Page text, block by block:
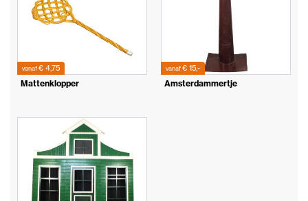
vanaf€ 4,75
Mattenklopper
vanaf€ 15,-
Amsterdammertje